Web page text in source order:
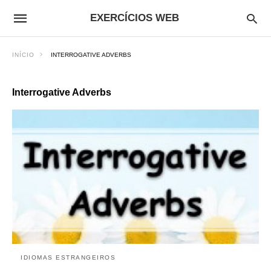
EXERCÍCIOS WEB
INÍCIO INTERROGATIVE ADVERBS
Interrogative Adverbs
IDIOMAS ESTRANGEIROS